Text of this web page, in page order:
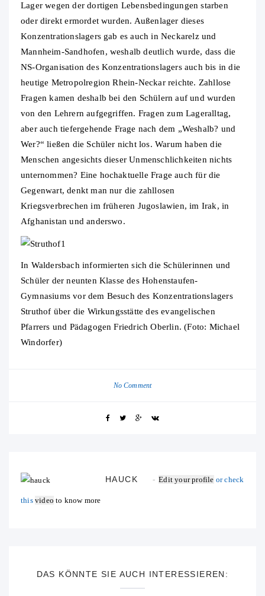
Lager wegen der dortigen Lebensbedingungen starben
oder direkt ermordet wurden. Außenlager dieses
Konzentrationslagers gab es auch in Neckarelz und
Mannheim-Sandhofen, weshalb deutlich wurde, dass die
NS-Organisation des Konzentrationslagers auch bis in die
heutige Metropolregion Rhein-Neckar reichte. Zahllose
Fragen kamen deshalb bei den Schülern auf und wurden
von den Lehrern aufgegriffen. Fragen zum Lageralltag,
aber auch tiefergehende Frage nach dem „Weshalb? und
Wer?“ ließen die Schüler nicht los. Warum haben die
Menschen angesichts dieser Unmenschlichkeiten nichts
unternommen? Eine hochaktuelle Frage auch für die
Gegenwart, denkt man nur die zahllosen
Kriegsverbrechen im früheren Jugoslawien, im Irak, in
Afghanistan und anderswo.
In Waldersbach informierten sich die Schülerinnen und
Schüler der neunten Klasse des Hohenstaufen-
Gymnasiums vor dem Besuch des Konzentrationslagers
Struthof über die Wirkungsstätte des evangelischen
Pfarrers und Pädagogen Friedrich Oberlin. (Foto: Michael
Windorfer)
No Comment
HAUCK Edit your profile or check
this video to know more
DAS KÖNNTE SIE AUCH INTERESSIEREN: